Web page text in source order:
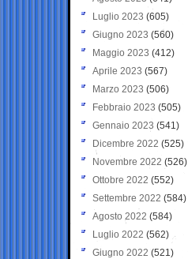
Luglio 2023 (605)
Giugno 2023 (560)
Maggio 2023 (412)
Aprile 2023 (567)
Marzo 2023 (506)
Febbraio 2023 (505)
Gennaio 2023 (541)
Dicembre 2022 (525)
Novembre 2022 (526)
Ottobre 2022 (552)
Settembre 2022 (584)
Agosto 2022 (584)
Luglio 2022 (562)
Giugno 2022 (521)